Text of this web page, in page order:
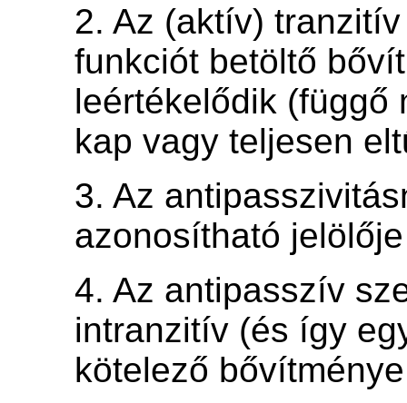
2. Az (aktív)
funkciót betöltő
leértékelődik (függő
kap vagy teljesen
3. Az
azonosítható
4. Az antipasszív
intranzitív (és így
kötelező